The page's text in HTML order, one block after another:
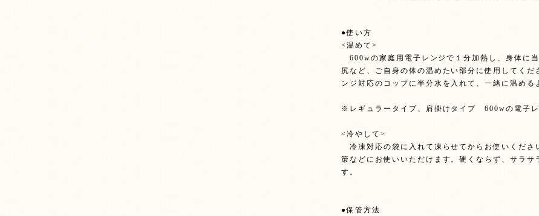
●使い方
<温めて>
600wの家庭用電子レンジで１分加熱し、身体に
尻など、ご自身の体の温めたい部分に使用してく
ンジ対応のコップに半分水を入れて、一緒に温める
※レギュラータイプ、肩掛けタイプ 600wの電子レ
<冷やして>
冷凍対応の袋に入れて凍らせてからお使いくださ
策などにお使いいただけます。硬くならず、サラ
す。
●保管方法